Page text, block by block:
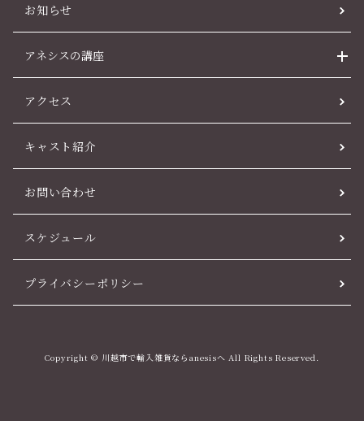
お知らせ
アネシスの講座
アクセス
キャスト紹介
お問い合わせ
スケジュール
プライバシーポリシー
Copyright © 川越市で輸入雑貨ならanesisへ All Rights Reserved.